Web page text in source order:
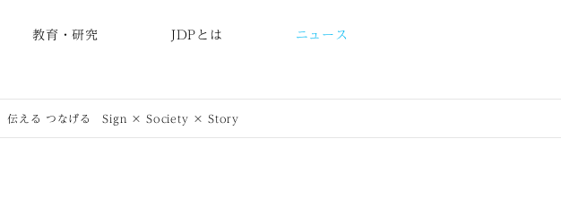
教育・研究 JDPとは ニュース
伝える つなげる Sign × Society × Story